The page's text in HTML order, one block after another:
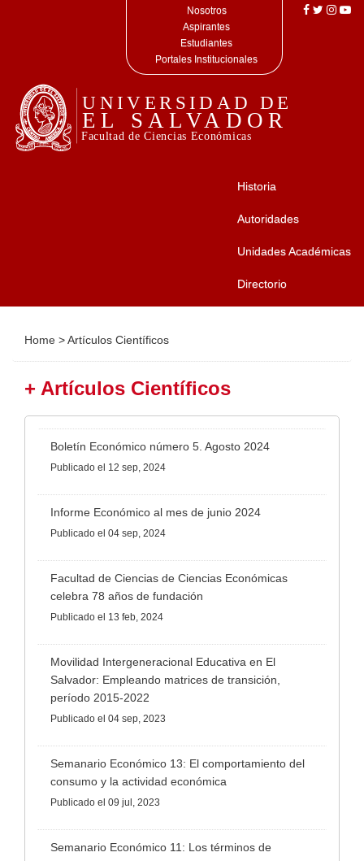
Nosotros
Aspirantes
Estudiantes
Portales Institucionales
Historia
Autoridades
Unidades Académicas
Directorio
Home >Artículos Científicos
+ Artículos Científicos
Boletín Económico número 5. Agosto 2024
Publicado el 12 sep, 2024
Informe Económico al mes de junio 2024
Publicado el 04 sep, 2024
Facultad de Ciencias de Ciencias Económicas
celebra 78 años de fundación
Publicado el 13 feb, 2024
Movilidad Intergeneracional Educativa en El
Salvador: Empleando matrices de transición,
período 2015-2022
Publicado el 04 sep, 2023
Semanario Económico 13: El comportamiento del
consumo y la actividad económica
Publicado el 09 jul, 2023
Semanario Económico 11: Los términos de